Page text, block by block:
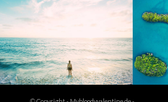
Maldives